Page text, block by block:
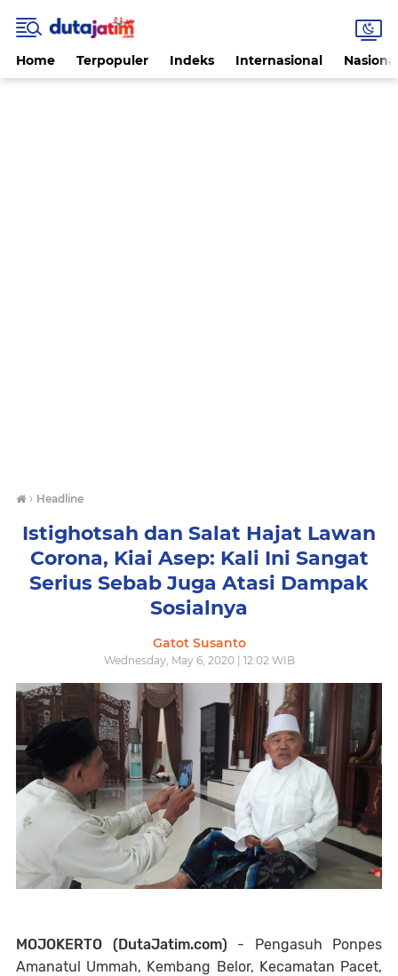
Home Terpopuler Indeks Internasional
› Headline
Istighotsah dan Salat Hajat Lawan
Corona, Kiai Asep: Kali Ini Sangat
Serius Sebab Juga Atasi Dampak
Sosialnya
Gatot Susanto
Wednesday, May 6, 2020 | 12:02 WIB
MOJOKERTO (DutaJatim.com) - Pengasuh Ponpes
Amanatul Ummah, Kembang Belor, Kecamatan Pacet,